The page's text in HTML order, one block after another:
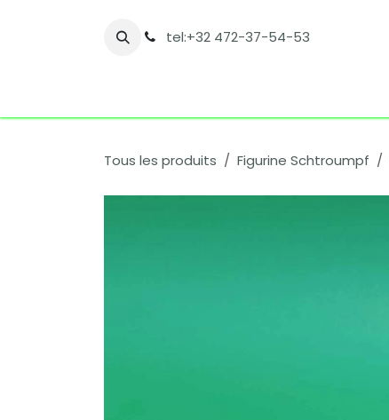
tel:+32 472-37-54-53
Tous les produits Figurine Schtroumpf